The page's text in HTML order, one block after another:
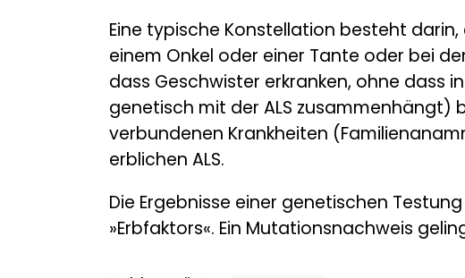
Eine typische Konstellation besteht
einem Onkel oder einer Tante oder bei
dass Geschwister erkranken, ohne dass
genetisch mit der ALS zusammenhängt)
verbundenen Krankheiten
erblichen ALS.
Die Ergebnisse einer genetischen
»Erbfaktors«. Ein Mutationsnachweis